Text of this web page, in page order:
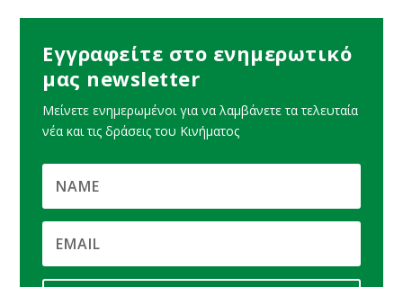
Εγγραφείτε στο ενημερωτικό
μας newsletter
Μείνετε ενημερωμένοι για να λαμβάνετε τα τελευταία
νέα και τις δράσεις του Κινήματος